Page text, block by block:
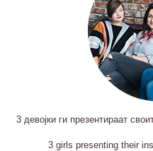
3 девојки ги презентираат
3 girls presenting their